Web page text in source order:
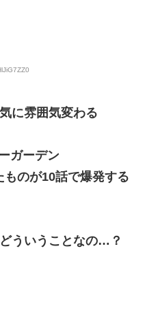
に雰囲気変わる
ガーデン
のが10話で爆発する
ういうことなの…？